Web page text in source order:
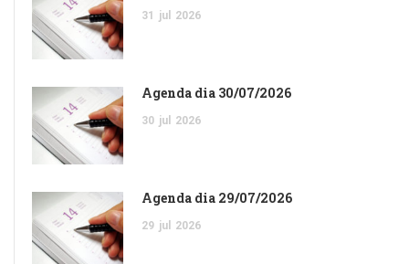
31 jul 2026
Agenda dia 30/07/2026
30 jul 2026
Agenda dia 29/07/2026
29 jul 2026